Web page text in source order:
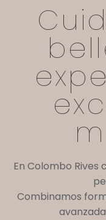
En Colombo Rives
Combinamos